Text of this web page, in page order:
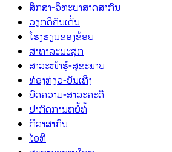
ສຶກສາ-ວິທະຍາສາດສາກົນ
ວຽກດີຄົນເດັ່ນ
ໂຮງຮຽນຂອງຂ້ອຍ
ສາທາລະນະສຸກ
ສາລະໜ້າຮູ້-ສຸຂະພາບ
ທ່ອງທ່ຽວ-ບັນເທີງ
ບົດຄວາມ-ສາລະຄະດີ
ປາກົດການຫຍໍ້ທໍ້
ກິລາສາກົນ
ໄອທີ